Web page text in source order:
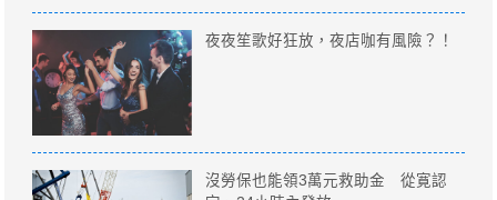
夜夜笙歌好狂放，夜店咖有風險？！
沒勞保也能領3萬元救助金 從寛認